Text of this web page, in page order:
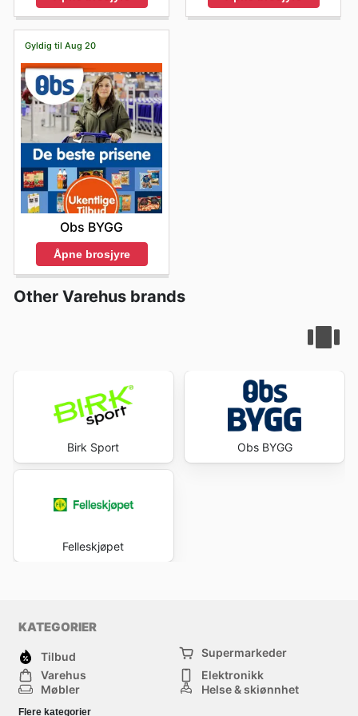
Gyldig til Aug 20
Obs BYGG
Åpne brosjyre
Other Varehus brands
Birk Sport
Felleskjøpet
Obs BYGG
KATEGORIER
Tilbud
Supermarkeder
Varehus
Elektronikk
Møbler
Helse & skjønnhet
Flere kategorier